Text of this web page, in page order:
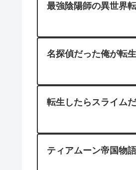
最強陰陽師の異世界
名探偵だった俺が転
転生したらスライム
ティアムーン帝国物